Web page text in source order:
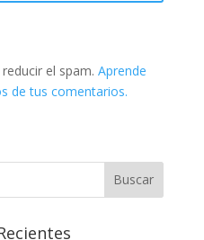
el spam. Aprende
de tus comentarios.